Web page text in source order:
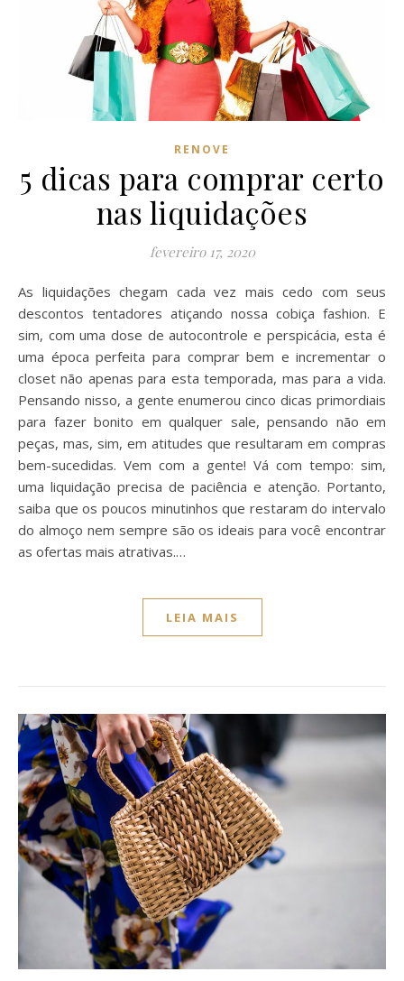
RENOVE
5 dicas para comprar certo
nas liquidações
fevereiro 17, 2020
As liquidações chegam cada vez mais cedo com seus
descontos tentadores atiçando nossa cobiça fashion. E
sim, com uma dose de autocontrole e perspicácia, esta é
uma época perfeita para comprar bem e incrementar o
closet não apenas para esta temporada, mas para a vida.
Pensando nisso, a gente enumerou cinco dicas primordiais
para fazer bonito em qualquer sale, pensando não em
peças, mas, sim, em atitudes que resultaram em compras
bem-sucedidas. Vem com a gente! Vá com tempo: sim,
uma liquidação precisa de paciência e atenção. Portanto,
saiba que os poucos minutinhos que restaram do intervalo
do almoço nem sempre são os ideais para você encontrar
as ofertas mais atrativas.…
LEIA MAIS